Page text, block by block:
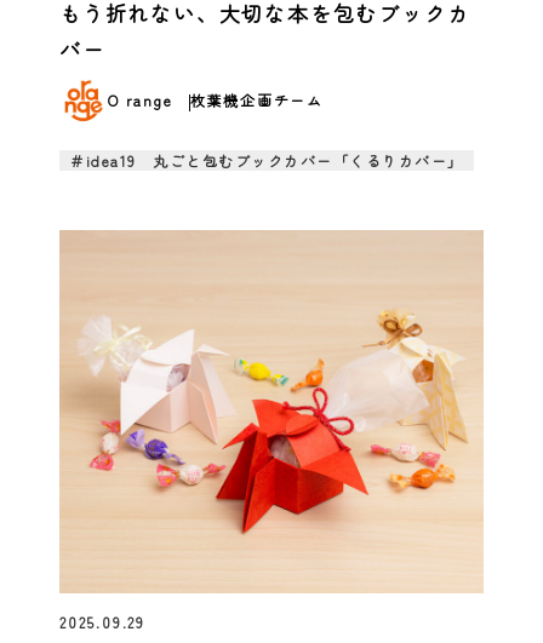
もう折れない、大切な本を包むブックカ
バー
O range 枚葉機企画チーム
＃idea19 丸ごと包むブックカバー「くるりカバー」
2025.09.29